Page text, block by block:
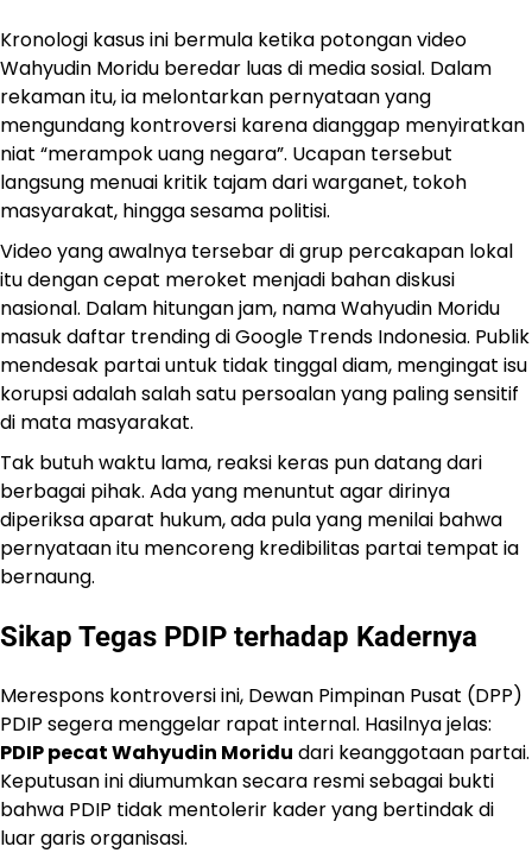
Kronologi kasus ini bermula ketika potongan video
Wahyudin Moridu beredar luas di media sosial. Dalam
rekaman itu, ia melontarkan pernyataan yang
mengundang kontroversi karena dianggap menyiratkan
niat “merampok uang negara”. Ucapan tersebut
langsung menuai kritik tajam dari warganet, tokoh
masyarakat, hingga sesama politisi.
Video yang awalnya tersebar di grup percakapan lokal
itu dengan cepat meroket menjadi bahan diskusi
nasional. Dalam hitungan jam, nama Wahyudin Moridu
masuk daftar trending di Google Trends Indonesia. Publik
mendesak partai untuk tidak tinggal diam, mengingat isu
korupsi adalah salah satu persoalan yang paling sensitif
di mata masyarakat.
Tak butuh waktu lama, reaksi keras pun datang dari
berbagai pihak. Ada yang menuntut agar dirinya
diperiksa aparat hukum, ada pula yang menilai bahwa
pernyataan itu mencoreng kredibilitas partai tempat ia
bernaung.
Sikap Tegas PDIP terhadap Kadernya
Merespons kontroversi ini, Dewan Pimpinan Pusat (DPP)
PDIP segera menggelar rapat internal. Hasilnya jelas:
PDIP pecat Wahyudin Moridu dari keanggotaan partai.
Keputusan ini diumumkan secara resmi sebagai bukti
bahwa PDIP tidak mentolerir kader yang bertindak di
luar garis organisasi.